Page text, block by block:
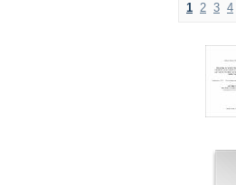
1 2 3 4